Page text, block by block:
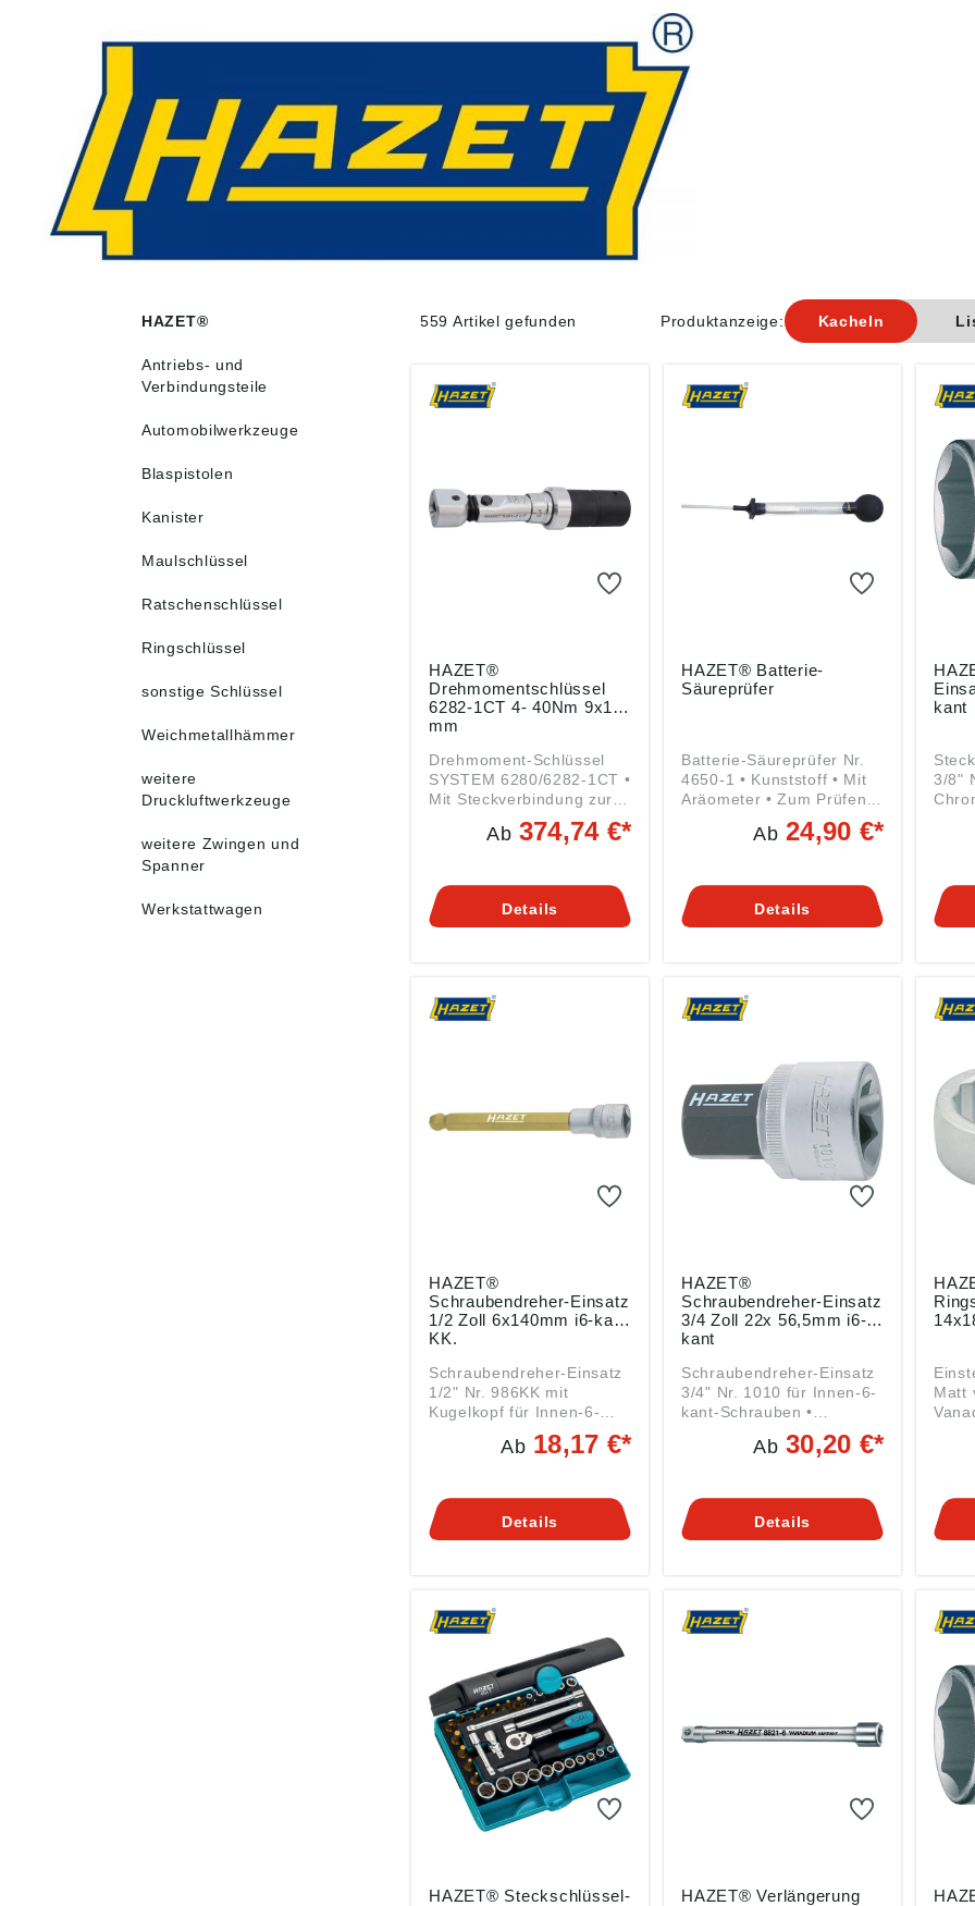
HAZET®
Antriebs- und
Verbindungsteile
Automobilwerkzeuge
Blaspistolen
Kanister
Maulschlüssel
Ratschenschlüssel
Ringschlüssel
sonstige Schlüssel
Weichmetallhämmer
weitere
Druckluftwerkzeuge
weitere Zwingen und
Spanner
Werkstattwagen
559 Artikel gefunden Produktanzeige: Kacheln
HAZET®
Drehmomentschlüssel
6282-1CT 4- 40Nm 9x12
mm
Drehmoment-Schlüssel
SYSTEM 6280/6282-1CT •
Mit Steckverbindung zur
Aufname von
Einsteckwerkzeugen •
Angaben gemäß
Produktsicherheitsverordn
Güldenwerther
Bahnhofstr. 25-29, 42857
Ab 374,74 €*
Details
HAZET® Batterie-
Säureprüfer
Batterie-Säureprüfer Nr.
4650-1 • Kunststoff • Mit
Aräometer • Zum Prüfen
des Säuregehalts der
Batterieflüssigkeit
ung ((EU) 2023/998):
HAZET-WERK Hermann
Remscheid, DE,
info@hazet.de
Ab24,90 €*
Details
kant
3/8"
HAZET®
Schraubendreher-Einsatz
1/2 Zoll 6x140mm i6-kant
KK.
Schraubendreher-Einsatz
1/2" Nr. 986KK mit
Kugelkopf für Innen-6-
kant-Schrauben •
Verchromt • Chrom-
höheres Drehmoment,
Korrosionsbeständigkeit
Griffige Rändelung •
Innen-4-kant-Antrieb DIN
3120 – C 12,5, ISO 1174 •
Kugelfangrille Angaben
gemäß
Produktsicherheitsverordn
ung ((EU) 2023/998):
HAZET-WERK Hermann
Zerver GmbH & Co. KG,
Güldenwerther
Bahnhofstr. 25-29, 42857
Remscheid, DE,
Ab 18,17 €*
Details
HAZET®
Schraubendreher-Einsatz
3/4 Zoll 22x 56,5mm i6-
kant
Schraubendreher-Einsatz
3/4" Nr. 1010 für Innen-6-
kant-Schrauben •
Verchromt • Chrom-
Vanadium-Stahl • Spitze
Antrieb DIN 3120 – C
12,5, ISO 1174 •
ung ((EU) 2023/998):
HAZET-WERK Hermann
info@hazet.de
Ab30,20 €*
Details
Matt
HAZET® Steckschlüssel-
HAZET® Verlängerung